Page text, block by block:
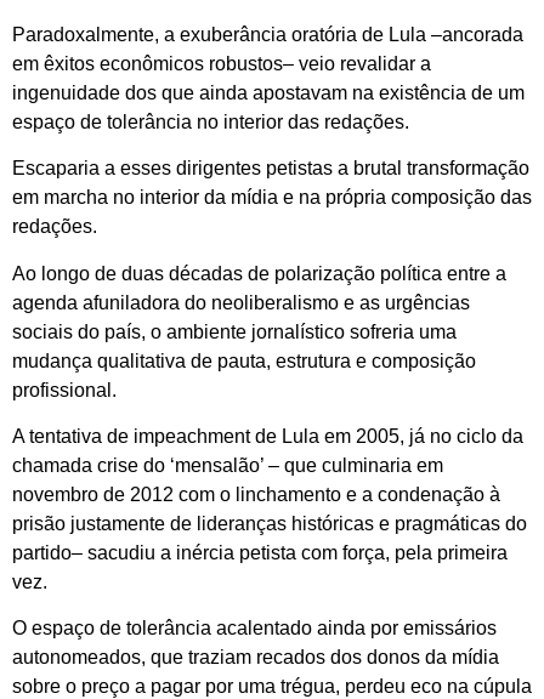
Paradoxalmente, a exuberância oratória de Lula –ancorada
em êxitos econômicos robustos– veio revalidar a
ingenuidade dos que ainda apostavam na existência de um
espaço de tolerância no interior das redações.
Escaparia a esses dirigentes petistas a brutal transformação
em marcha no interior da mídia e na própria composição das
redações.
Ao longo de duas décadas de polarização política entre a
agenda afuniladora do neoliberalismo e as urgências
sociais do país, o ambiente jornalístico sofreria uma
mudança qualitativa de pauta, estrutura e composição
profissional.
A tentativa de impeachment de Lula em 2005, já no ciclo da
chamada crise do ‘mensalão’ – que culminaria em
novembro de 2012 com o linchamento e a condenação à
prisão justamente de lideranças históricas e pragmáticas do
partido– sacudiu a inércia petista com força, pela primeira
vez.
O espaço de tolerância acalentado ainda por emissários
autonomeados, que traziam recados dos donos da mídia
sobre o preço a pagar por uma trégua, perdeu eco na cúpula